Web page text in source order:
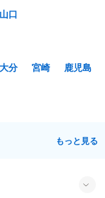
山口
大分 宮崎
鹿児島
もっと見る